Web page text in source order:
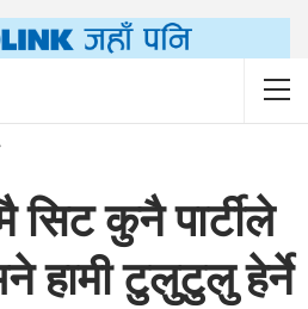
सिट कुनै पार्टीले
हामी टुलुटुलु हेर्ने